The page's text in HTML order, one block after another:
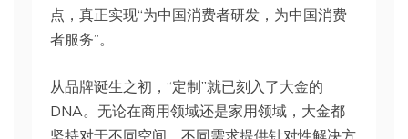
点，真正实现“为中国消费者研发，为中国消费
者服务”。
从品牌诞生之初，“定制”就已刻入了大金的
DNA。无论在商用领域还是家用领域，大金都
坚持对于不同空间、不同需求提供针对性解决方